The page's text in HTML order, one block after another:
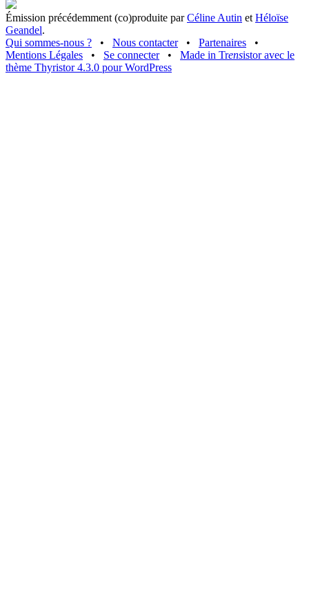
Émission précédemment (co)produite parCéline Autin et Héloïse
Geandel.
Qui sommes-nous ?
• Nous contacter • Partenaires
•
Mentions Légales
• Se connecter • Made in Trensistor avec le
thème Thyristor 4.3.0 pour WordPress